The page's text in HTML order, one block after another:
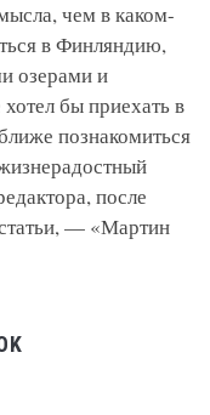
чем в каком-
в Финляндию,
озерами и
бы приехать в
познакомиться
после
— «Мартин